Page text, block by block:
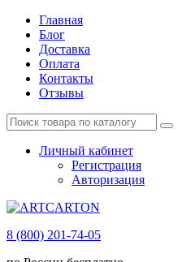
Главная
Блог
Доставка
Оплата
Контакты
Отзывы
Личный кабинет
Регистрация
Авторизация
8 (800) 201-74-05